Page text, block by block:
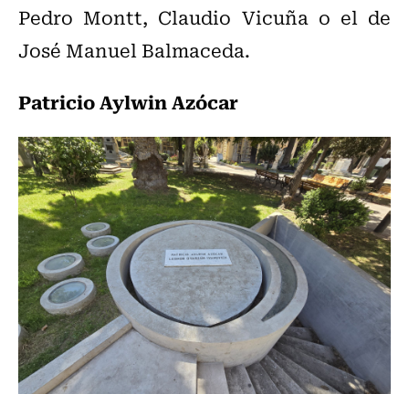
Pedro Montt, Claudio Vicuña o el de
José Manuel Balmaceda.
Patricio Aylwin Azócar